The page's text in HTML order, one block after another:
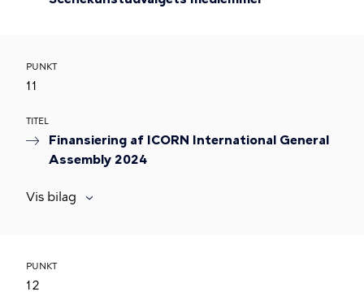
PUNKT
11
TITEL
Finansiering af ICORN International General
Assembly 2024
Vis bilag
PUNKT
12